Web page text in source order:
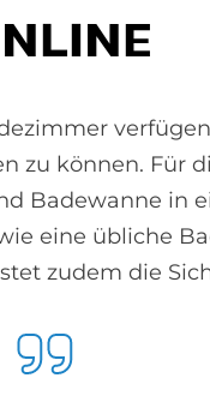
zu können. Für
Badewanne in
eine übliche
zudem die